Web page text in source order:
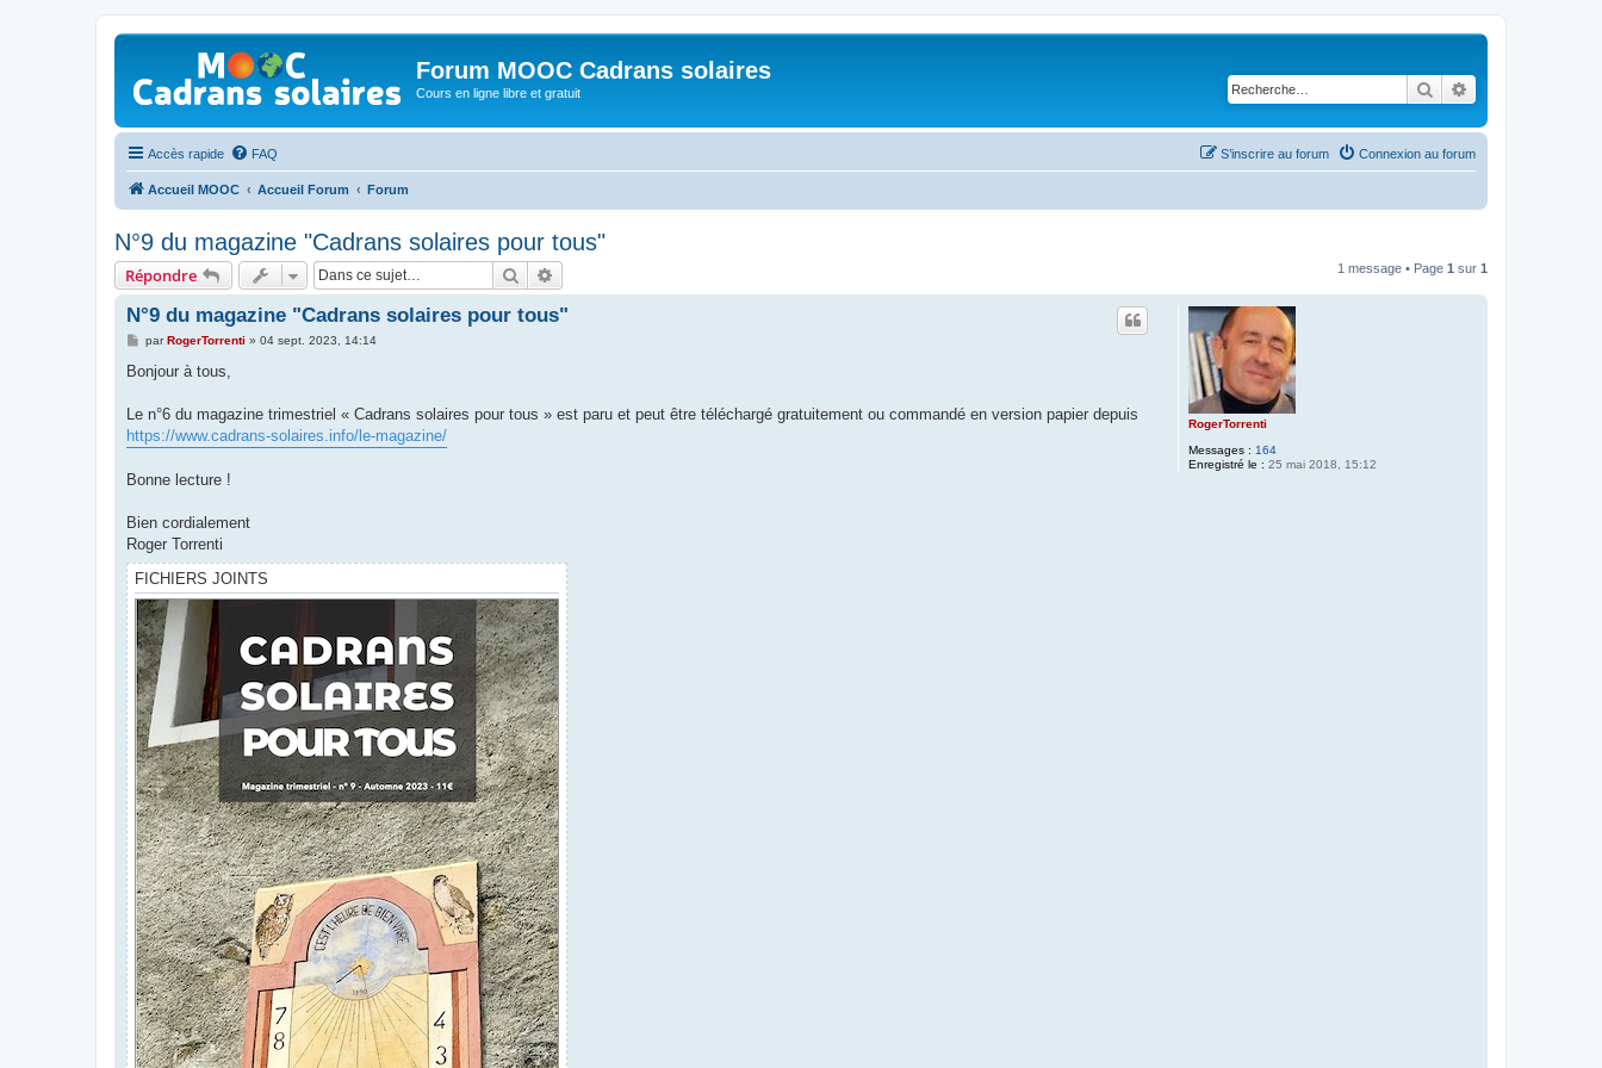
Forum MOOC Cadrans solaires
Cours en ligne libre et gratuit Rechercher
Accès rapide FAQ Connexion au forum
S’inscrire au forum
Accueil MOOC Accueil Forum Forum
N°9 du magazine "Cadrans solaires pour tous"
Répondre Rechercher 1 message • Page 1 sur 1
RogerTorrenti
Messages : 164
Enregistré le : 25 mai 2018, 15:12
N°9 du magazine "Cadrans solaires pour tous"
M
s
g
parRogerTorrenti » 04 sept. 2023, 14:14
Bonjour à tous,
Le n°6 du magazine trimestriel « Cadrans solaires pour tous » est paru et peut être téléchargé gratuitement ou commandé en version papier depuis
https://www.cadrans-solaires.info/le-magazine/
Bonne lecture !
Bien cordialement
Roger Torrenti
FICHIERS JOINTS